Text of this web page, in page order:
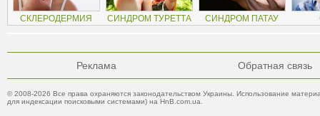
СКЛЕРОДЕРМИЯ СИНДРОМ ТУРЕТТА СИНДРОМ ПАТАУ
Реклама Обратная связь
© 2008-2026 Все права охраняются законодательством Украины. Использование
для индексации поисковыми системами) на HnB.com.ua.